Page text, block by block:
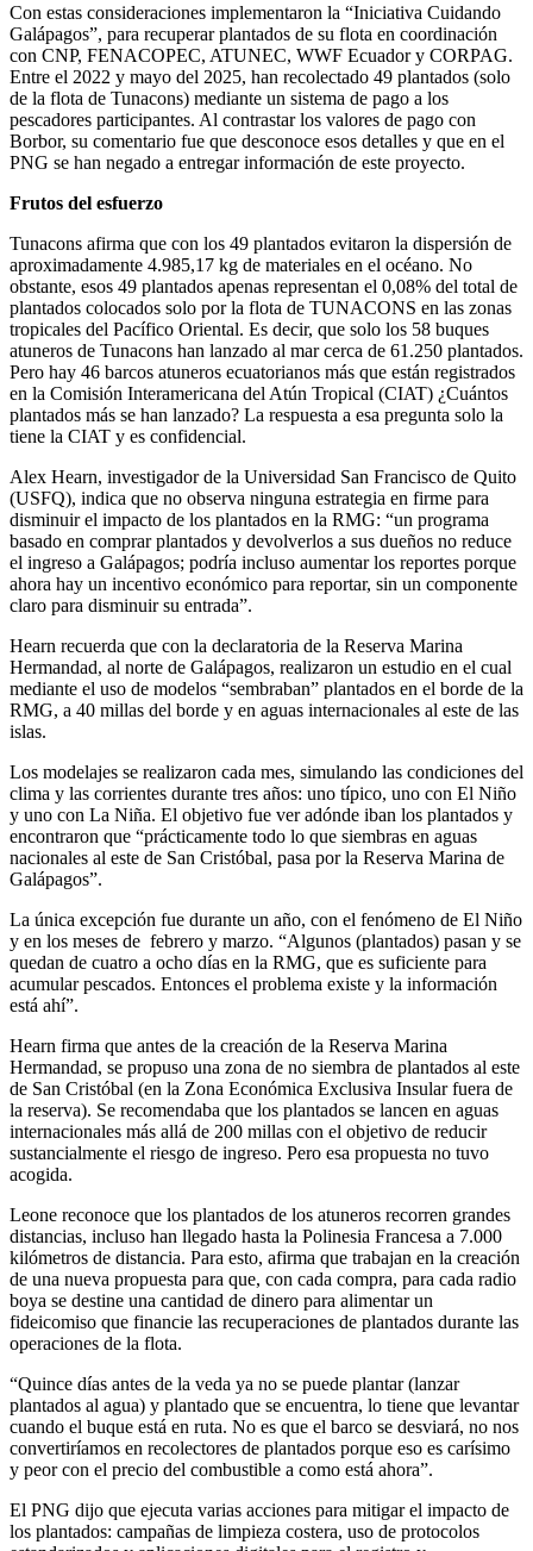
Con estas consideraciones implementaron la “Iniciativa Cuidando
Galápagos”, para recuperar plantados de su flota en coordinación
con CNP, FENACOPEC, ATUNEC, WWF Ecuador y CORPAG.
Entre el 2022 y mayo del 2025, han recolectado 49 plantados (solo
de la flota de Tunacons) mediante un sistema de pago a los
pescadores participantes. Al contrastar los valores de pago con
Borbor, su comentario fue que desconoce esos detalles y que en el
PNG se han negado a entregar información de este proyecto.
Frutos del esfuerzo
Tunacons afirma que con los 49 plantados evitaron la dispersión de
aproximadamente 4.985,17 kg de materiales en el océano. No
obstante, esos 49 plantados apenas representan el 0,08% del total de
plantados colocados solo por la flota de TUNACONS en las zonas
tropicales del Pacífico Oriental. Es decir, que solo los 58 buques
atuneros de Tunacons han lanzado al mar cerca de 61.250 plantados.
Pero hay 46 barcos atuneros ecuatorianos más que están registrados
en la Comisión Interamericana del Atún Tropical (CIAT) ¿Cuántos
plantados más se han lanzado? La respuesta a esa pregunta solo la
tiene la CIAT y es confidencial.
Alex Hearn, investigador de la Universidad San Francisco de Quito
(USFQ), indica que no observa ninguna estrategia en firme para
disminuir el impacto de los plantados en la RMG: “un programa
basado en comprar plantados y devolverlos a sus dueños no reduce
el ingreso a Galápagos; podría incluso aumentar los reportes porque
ahora hay un incentivo económico para reportar, sin un componente
claro para disminuir su entrada”.
Hearn recuerda que con la declaratoria de la Reserva Marina
Hermandad, al norte de Galápagos, realizaron un estudio en el cual
mediante el uso de modelos “sembraban” plantados en el borde de la
RMG, a 40 millas del borde y en aguas internacionales al este de las
islas.
Los modelajes se realizaron cada mes, simulando las condiciones del
clima y las corrientes durante tres años: uno típico, uno con El Niño
y uno con La Niña. El objetivo fue ver adónde iban los plantados y
encontraron que “prácticamente todo lo que siembras en aguas
nacionales al este de San Cristóbal, pasa por la Reserva Marina de
Galápagos”.
La única excepción fue durante un año, con el fenómeno de El Niño
y en los meses de febrero y marzo. “Algunos (plantados) pasan y se
quedan de cuatro a ocho días en la RMG, que es suficiente para
acumular pescados. Entonces el problema existe y la información
está ahí”.
Hearn firma que antes de la creación de la Reserva Marina
Hermandad, se propuso una zona de no siembra de plantados al este
de San Cristóbal (en la Zona Económica Exclusiva Insular fuera de
la reserva). Se recomendaba que los plantados se lancen en aguas
internacionales más allá de 200 millas con el objetivo de reducir
sustancialmente el riesgo de ingreso. Pero esa propuesta no tuvo
acogida.
Leone reconoce que los plantados de los atuneros recorren grandes
distancias, incluso han llegado hasta la Polinesia Francesa a 7.000
kilómetros de distancia. Para esto, afirma que trabajan en la creación
de una nueva propuesta para que, con cada compra, para cada radio
boya se destine una cantidad de dinero para alimentar un
fideicomiso que financie las recuperaciones de plantados durante las
operaciones de la flota.
“Quince días antes de la veda ya no se puede plantar (lanzar
plantados al agua) y plantado que se encuentra, lo tiene que levantar
cuando el buque está en ruta. No es que el barco se desviará, no nos
convertiríamos en recolectores de plantados porque eso es carísimo
y peor con el precio del combustible a como está ahora”.
El PNG dijo que ejecuta varias acciones para mitigar el impacto de
los plantados: campañas de limpieza costera, uso de protocolos